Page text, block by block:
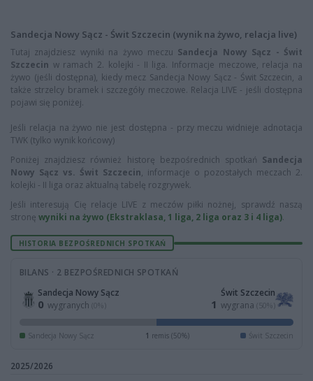
Sandecja Nowy Sącz - Świt Szczecin (wynik na żywo, relacja live)
Tutaj znajdziesz wyniki na żywo meczu Sandecja Nowy Sącz - Świt
Szczecin w ramach 2. kolejki - II liga. Informacje meczowe, relacja na
żywo (jeśli dostępna), kiedy mecz Sandecja Nowy Sącz - Świt Szczecin, a
także strzelcy bramek i szczegóły meczowe. Relacja LIVE - jeśli dostępna
pojawi się poniżej.
Jeśli relacja na żywo nie jest dostępna - przy meczu widnieje adnotacja
TWK (tylko wynik końcowy)
Poniżej znajdziesz również historę bezpośrednich spotkań Sandecja
Nowy Sącz vs. Świt Szczecin, informacje o pozostałych meczach 2.
kolejki - II liga oraz aktualną tabelę rozgrywek.
Jeśli interesują Cię relacje LIVE z meczów piłki nożnej, sprawdź naszą
stronę wyniki na żywo (Ekstraklasa, 1 liga, 2 liga oraz 3 i 4 liga).
HISTORIA BEZPOŚREDNICH SPOTKAŃ
BILANS · 2 BEZPOŚREDNICH SPOTKAŃ
Sandecja Nowy Sącz
0 wygranych (0%)
Świt Szczecin
1 wygrana (50%)
Sandecja Nowy Sącz 1 remis (50%) Świt Szczecin
2025/2026